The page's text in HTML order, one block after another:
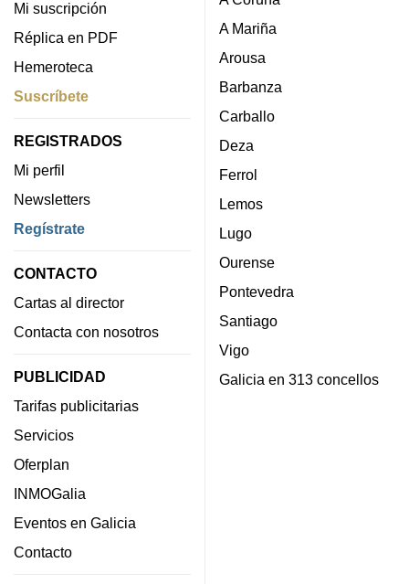
Mi suscripción
Réplica en PDF
Hemeroteca
Suscríbete
REGISTRADOS
Mi perfil
Newsletters
Regístrate
CONTACTO
Cartas al director
Contacta con nosotros
PUBLICIDAD
Tarifas publicitarias
Servicios
Oferplan
INMOGalia
Eventos en Galicia
Contacto
A Mariña
Arousa
Barbanza
Carballo
Deza
Ferrol
Lemos
Lugo
Ourense
Pontevedra
Santiago
Vigo
Galicia en 313 concellos